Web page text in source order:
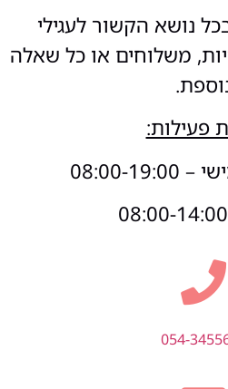
נושא הקשור לעגילי
משלוחים או כל שאלה
פעילות:
19:00
054-